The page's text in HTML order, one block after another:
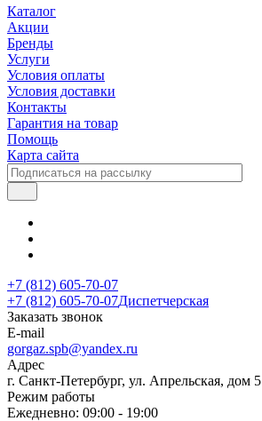
Каталог
Акции
Бренды
Услуги
Условия оплаты
Условия доставки
Контакты
Гарантия на товар
Помощь
Карта сайта
+7 (812) 605-70-07
+7 (812) 605-70-07Диспетчерская
Заказать звонок
E-mail
gorgaz.spb@yandex.ru
Адрес
г. Санкт-Петербург, ул. Апрельская, дом 5
Режим работы
Ежедневно: 09:00 - 19:00